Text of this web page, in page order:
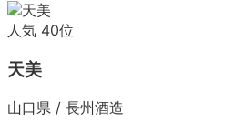
人気 40位
天美
山口県 / 長州酒造